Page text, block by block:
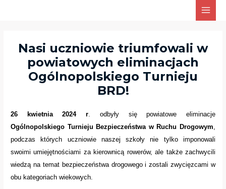
Main
Nasi uczniowie triumfowali w
powiatowych eliminacjach
Ogólnopolskiego Turnieju
BRD!
26 kwietnia 2024 r . odbyły się powiatowe eliminacje
Ogólnopolskiego Turnieju Bezpieczeństwa w Ruchu Drogowym
podczas których uczniowie naszej szkoły nie tylko imponowali
swoimi umiejętnościami za kierownicą rowerów, ale także zachwycili
wiedzą na temat bezpieczeństwa drogowego i zostali zwycięzcami w
obu kategoriach wiekowych.